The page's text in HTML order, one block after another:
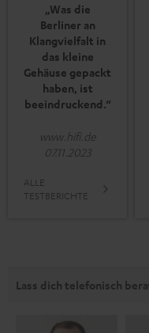
„Was die
Berliner an
Klangvielfalt in
das kleine
Gehäuse gepackt
haben, ist
beeindruckend.“
www.hifi.de
07.11.2023
ALLE
TESTBERICHTE
Lass dich telefonisch